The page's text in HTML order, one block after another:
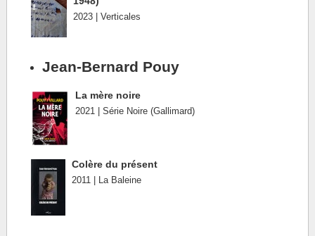
2023 | Verticales
Jean-Bernard Pouy
La mère noire
2021 | Série Noire (Gallimard)
Colère du présent
2011 | La Baleine